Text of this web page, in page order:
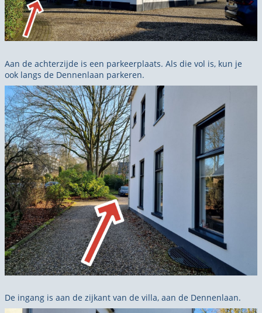
Aan de achterzijde is een parkeerplaats. Als die vol is, kun je
ook langs de Dennenlaan parkeren.
De ingang is aan de zijkant van de villa, aan de Dennenlaan.